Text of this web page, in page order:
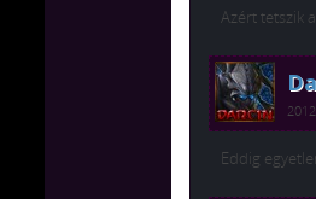
Azért tetszik
Eddig